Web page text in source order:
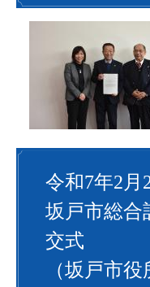
令和7年2月
坂戸市総合
交式
（坂戸市役